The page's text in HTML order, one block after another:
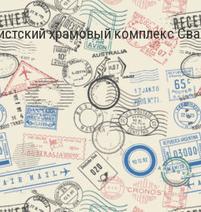
храмовый комплекс